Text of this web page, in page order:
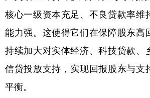
陕西 甘肃 青海
English
核心一级资本充足、不良贷款率维
能力强。这使得它们在保障股东高
持续加大对实体经济、科技贷款、
信贷投放支持，实现回报股东与支
平衡。